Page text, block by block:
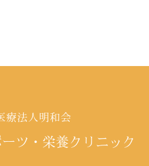
療法人明和会
ツ・栄養クリニック